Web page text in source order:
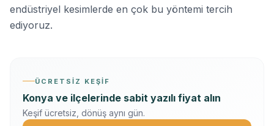
endüstriyel kesimlerde en çok bu yöntemi tercih
ediyoruz.
ÜCRETSIZ KEŞIF
Konya ve ilçelerinde sabit yazılı fiyat alın
Keşif ücretsiz, dönüş aynı gün.